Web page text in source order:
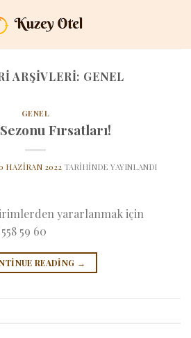
ARŞIVLERI: GENEL
GENEL
Fırsatları!
HAZIRAN 2022 TARIHINDE YAYINLANDI
yararlanmak için
59 60
READING →